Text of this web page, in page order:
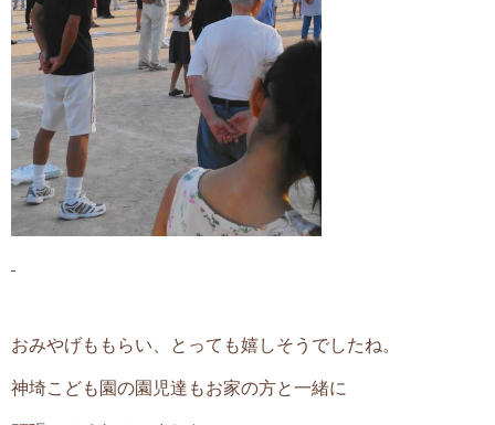
おみやげももらい、とっても嬉しそうでしたね。
神埼こども園の園児達もお家の方と一緒に